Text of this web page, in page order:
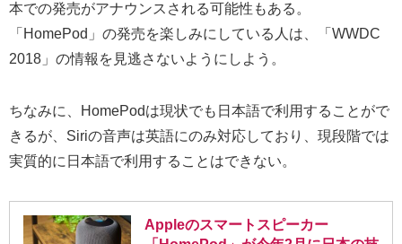
本での発売がアナウンスされる可能性もある。
「HomePod」の発売を楽しみにしている人は、「WWDC
2018」の情報を見逃さないようにしよう。
ちなみに、HomePodは現状でも日本語で利用することがで
きるが、Siriの音声は英語にのみ対応しており、現段階では
実質的に日本語で利用することはできない。
Appleのスマートスピーカー